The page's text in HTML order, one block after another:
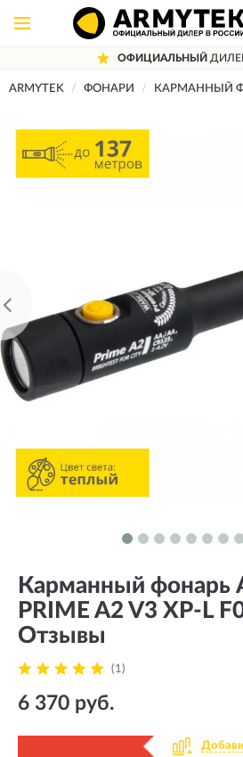
ОФИЦИАЛЬНЫЙ
ARMYTEK ФОНАРИ КАРМАННЫЙ
Карманный фонарь
PRIME A2 V3 XP-L
Отзывы
(1)
6 370 руб.